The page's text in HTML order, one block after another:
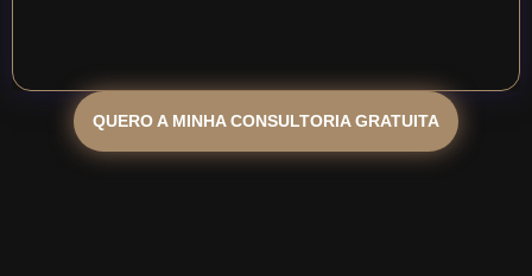
QUERO A MINHA CONSULTORIA GRATUITA